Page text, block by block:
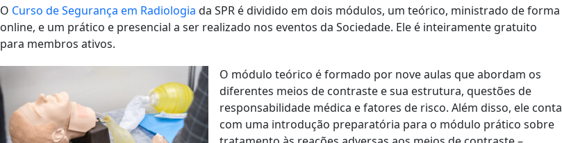
O Curso de Segurança em Radiologia da SPR é dividido em dois módulos, um teórico, ministrado de forma
online, e um prático e presencial a ser realizado nos eventos da Sociedade. Ele é inteiramente gratuito
para membros ativos.
O módulo teórico é formado por nove aulas que abordam os
diferentes meios de contraste e sua estrutura, questões de
responsabilidade médica e fatores de risco. Além disso, ele conta
com uma introdução preparatória para o módulo prático sobre